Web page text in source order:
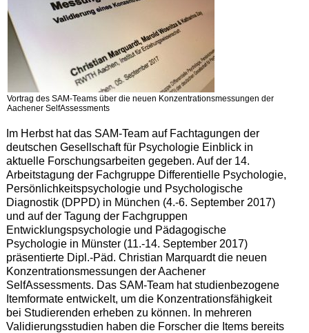
Vortrag des SAM-Teams über die neuen Konzentrationsmessungen der
Aachener SelfAssessments
Im Herbst hat das SAM-Team auf Fachtagungen der
deutschen Gesellschaft für Psychologie Einblick in
aktuelle Forschungsarbeiten gegeben. Auf der 14.
Arbeitstagung der Fachgruppe Differentielle Psychologie,
Persönlichkeitspsychologie und Psychologische
Diagnostik (DPPD) in München (4.-6. September 2017)
und auf der Tagung der Fachgruppen
Entwicklungspsychologie und Pädagogische
Psychologie in Münster (11.-14. September 2017)
präsentierte Dipl.-Päd. Christian Marquardt die neuen
Konzentrationsmessungen der Aachener
SelfAssessments. Das SAM-Team hat studienbezogene
Itemformate entwickelt, um die Konzentrationsfähigkeit
bei Studierenden erheben zu können. In mehreren
Validierungsstudien haben die Forscher die Items bereits